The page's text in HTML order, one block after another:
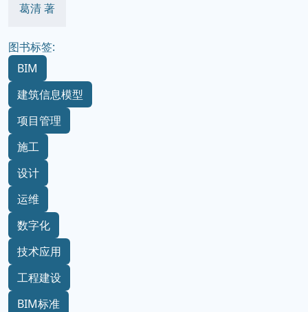
葛清 著
图书标签:
BIM
建筑信息模型
项目管理
施工
设计
运维
数字化
技术应用
工程建设
BIM标准